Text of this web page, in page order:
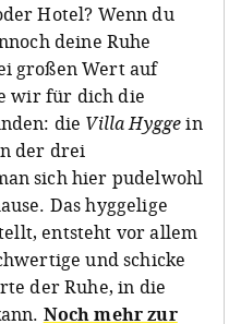
Hotel? Wenn du
deine Ruhe
großen Wert auf
wir für dich die
die Villa Hyggein
der drei
sich hier pudelwohl
Das hyggelige
entsteht vor allem
und schicke
der Ruhe, in die
Noch mehr zur